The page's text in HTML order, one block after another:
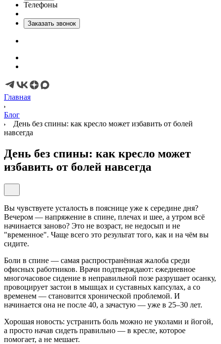
Телефоны
Заказать звонок
Главная
Блог
День без спины: как кресло может избавить от болей
навсегда
День без спины: как кресло может
избавить от болей навсегда
Вы чувствуете усталость в пояснице уже к середине дня?
Вечером — напряжение в спине, плечах и шее, а утром всё
начинается заново? Это не возраст, не недосып и не
"временное". Чаще всего это результат того, как и на чём вы
сидите.
Боли в спине — самая распространённая жалоба среди
офисных работников. Врачи подтверждают: ежедневное
многочасовое сидение в неправильной позе разрушает осанку,
провоцирует застои в мышцах и суставных капсулах, а со
временем — становится хронической проблемой. И
начинается она не после 40, а зачастую — уже в 25–30 лет.
Хорошая новость: устранить боль можно не уколами и йогой,
а просто начав сидеть правильно — в кресле, которое
помогает, а не мешает.